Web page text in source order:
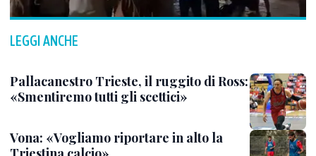
LEGGI ANCHE
Pallacanestro Trieste, il ruggito di Ross:
«Smentiremo tutti gli scettici»
Vona: «Vogliamo riportare in alto la